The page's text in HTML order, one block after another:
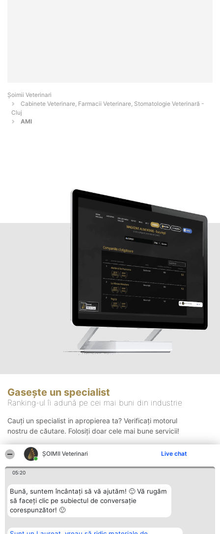
ȘOIMII Veterinari Live chat
05:20
Bună, suntem încântați să vă ajutăm! 🙂 Vă rugăm
să faceți clic pe subiectul de conversație
corespunzător! 🙂
Șoimii Veterinari
Cabinete Veterinare, Farmacii Veterinare, Stomatologie Veterinară -
Cluj
AMI
Gasește un specialist
Ranking-ul îi adună pe cei mai buni din industrie
Cauți un specialist in apropierea ta? Verificați motorul
nostru de căutare. Folosiți doar cele mai bune servicii!